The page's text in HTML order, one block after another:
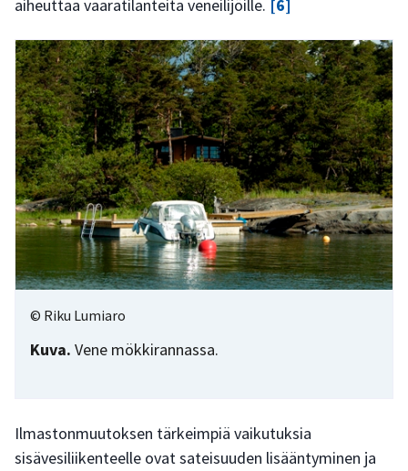
aiheuttaa vaaratilanteita veneilijöille. [6]
Kuva. Vene mökkirannassa.
© Riku Lumiaro
Ilmastonmuutoksen tärkeimpiä vaikutuksia
sisävesiliikenteelle ovat sateisuuden lisääntyminen ja